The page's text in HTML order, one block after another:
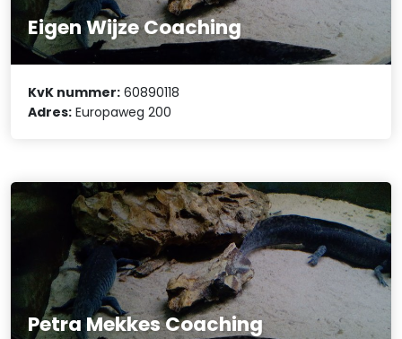
Eigen Wijze Coaching
KvK nummer: 60890118
Adres: Europaweg 200
Petra Mekkes Coaching